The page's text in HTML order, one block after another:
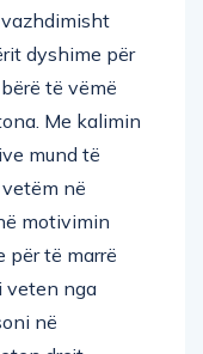
dyshime për
të vëmë
Me kalimin
mund të
në
motivimin
për të marrë
veten nga
në